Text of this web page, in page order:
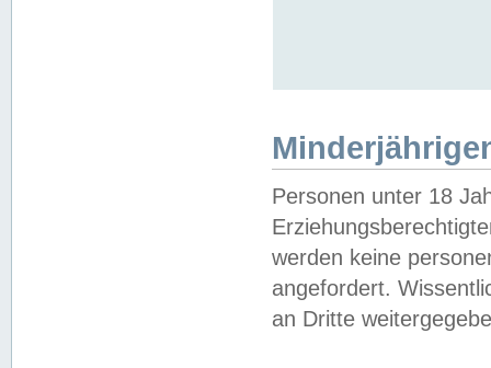
Personen unter 18
werden keine
angefordert.
an Dritte